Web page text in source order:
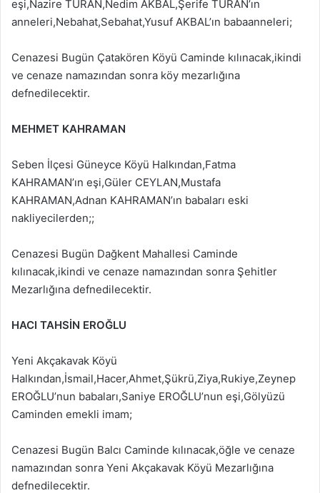
eşi,Nazire TURAN,Nedim AKBAL,Şerife TURAN’ın
anneleri,Nebahat,Sebahat,Yusuf AKBAL’ın babaanneleri;
Cenazesi Bugün Çatakören Köyü Caminde kılınacak,ikindi
ve cenaze namazından sonra köy mezarlığına
defnedilecektir.
MEHMET KAHRAMAN
Seben İlçesi Güneyce Köyü Halkından,Fatma
KAHRAMAN’ın eşi,Güler CEYLAN,Mustafa
KAHRAMAN,Adnan KAHRAMAN’ın babaları eski
nakliyecilerden;;
Cenazesi Bugün Dağkent Mahallesi Caminde
kılınacak,ikindi ve cenaze namazından sonra Şehitler
Mezarlığına defnedilecektir.
HACI TAHSİN EROĞLU
Yeni Akçakavak Köyü
Halkından,İsmail,Hacer,Ahmet,Şükrü,Ziya,Rukiye,Zeynep
EROĞLU’nun babaları,Saniye EROĞLU’nun eşi,Gölyüzü
Caminden emekli imam;
Cenazesi Bugün Balcı Caminde kılınacak,öğle ve cenaze
namazından sonra Yeni Akçakavak Köyü Mezarlığına
defnedilecektir.